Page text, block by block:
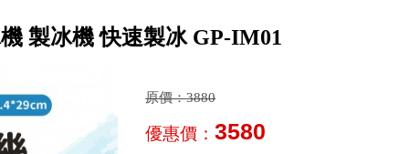
製冰機 快速製冰 GP-IM01
原價：3880
優惠價：3580